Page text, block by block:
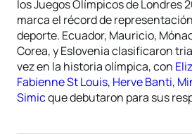
los Juegos Olímpicos de Londres
marca el récord de
deporte. Ecuador, Mauricio,
Corea, y Eslovenia clasificaron
vez en la historia olímpica, con
Fabienne St Louis, Herve Banti,
Simicque debutaron para sus